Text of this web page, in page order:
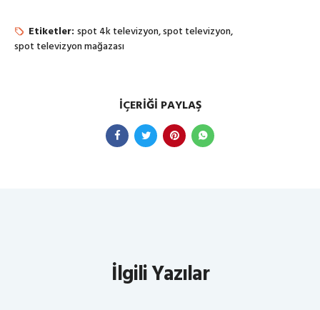
Etiketler: spot 4k televizyon spot televizyon
spot televizyon mağazası
İÇERIĞI PAYLAŞ
İlgili Yazılar